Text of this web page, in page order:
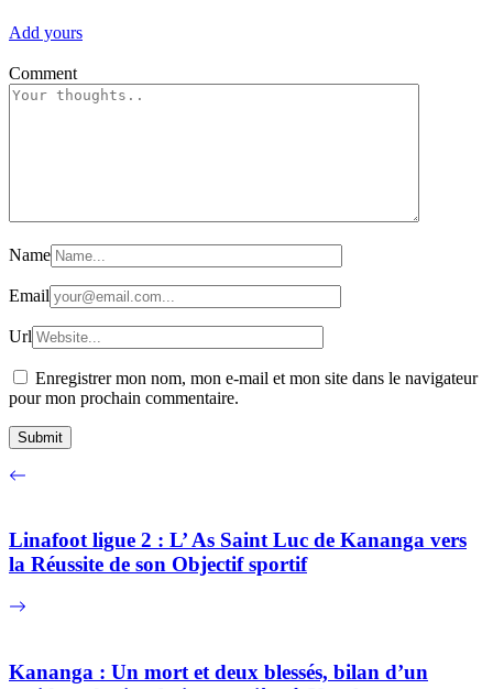
Add yours
Comment
Name
Email
Url
Enregistrer mon nom, mon e-mail et mon site dans le navigateur
pour mon prochain commentaire.
Linafoot ligue 2 : L’ As Saint Luc de Kananga vers
la Réussite de son Objectif sportif
Kananga : Un mort et deux blessés, bilan d’un